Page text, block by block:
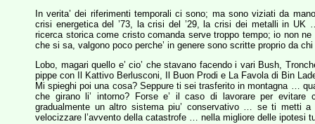
In verita’ dei riferimenti temporali ci sono; ma sono viziati da
crisi energetica del ’73, la crisi del ’29, la crisi dei metalli in UK
ricerca storica come cristo comanda serve troppo tempo; io non
che si sa, valgono poco perche’ in genere sono scritte proprio da
Lobo, magari quello e’ cio’ che stavano facendo i vari Bush,
pippe con Il Kattivo Berlusconi, Il Buon Prodi e La Favola di Bin
Mi spieghi poi una cosa? Seppure ti sei trasferito in montagna …
che girano li’ intorno? Forse e’ il caso di lavorare per
gradualmente un altro sistema piu’ conservativo … se ti
velocizzare l’avvento della catastrofe … nella migliore delle ipotesi